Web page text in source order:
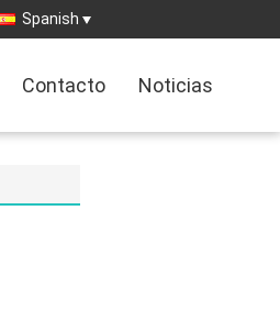
Spanish
Contacto Noticias